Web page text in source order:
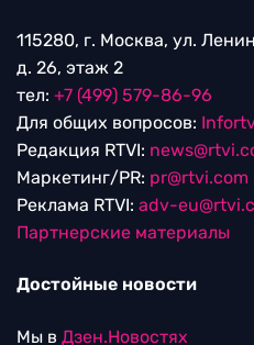
115280, г. Москва, ул.
д. 26, этаж 2
тел: +7 (499) 579-86-96
Для общих вопросов:
Редакция RTVI:
Маркетинг/PR: pr@rtvi.com
Реклама RTVI: adv-
Партнерские материалы
Достойные новости
Мы в Дзен.Новостях